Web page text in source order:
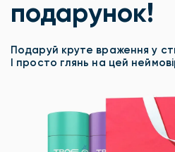
подарунок!
Подаруй круте враження у
І просто глянь на цей